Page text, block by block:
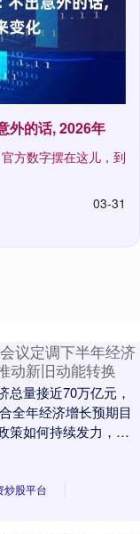
外的话, 2026年
方数字摆在这儿，到
03-31
议定调下半年经济
动新旧动能转换
总量接近70万亿元，
全年经济增长预期目
策如何持续发力，备
社，中共中央政治局7
炒股平台